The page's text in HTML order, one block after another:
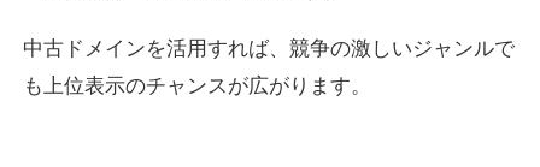
中古ドメインを活用すれば、競争の激しいジャンルで
も上位表示のチャンスが広がります。